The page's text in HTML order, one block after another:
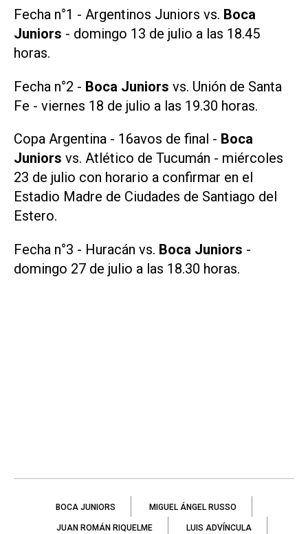
Fecha n°1 - Argentinos Juniors vs. Boca
Juniors - domingo 13 de julio a las 18.45
horas.
Fecha n°2 - Boca Juniors vs. Unión de Santa
Fe - viernes 18 de julio a las 19.30 horas.
Copa Argentina - 16avos de final - Boca
Juniors vs. Atlético de Tucumán - miércoles
23 de julio con horario a confirmar en el
Estadio Madre de Ciudades de Santiago del
Estero.
Fecha n°3 - Huracán vs. Boca Juniors -
domingo 27 de julio a las 18.30 horas.
BOCA JUNIORS MIGUEL ÁNGEL RUSSO
JUAN ROMÁN RIQUELME LUIS ADVÍNCULA